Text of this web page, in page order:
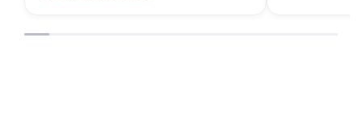
приятными. Однозначно буду